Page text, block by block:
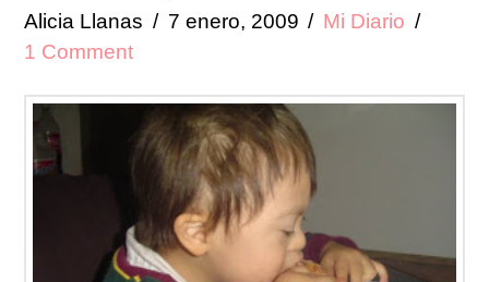
Alicia Llanas 7 enero, 2009
Mi Diario
1 Comment